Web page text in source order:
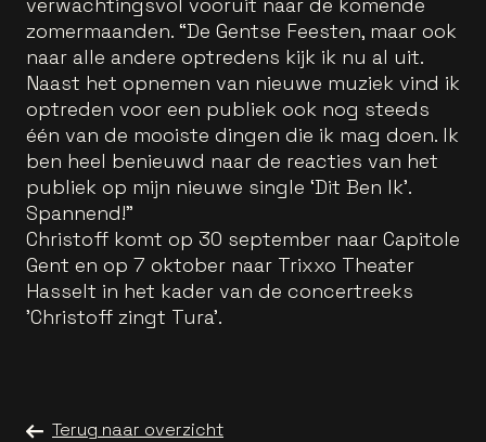
zomermaanden. “De Gentse Feesten, maar ook
naar alle andere optredens kijk ik nu al uit.
Naast het opnemen van nieuwe muziek vind ik
optreden voor een publiek ook nog steeds
één van de mooiste dingen die ik mag doen. Ik
ben heel benieuwd naar de reacties van het
publiek op mijn nieuwe single ‘Dit Ben Ik’.
Spannend!”
Christoff komt op 30 september naar Capitole
Gent en op 7 oktober naar Trixxo Theater
Hasselt in het kader van de concertreeks
'Christoff zingt Tura'.
Terug naar overzicht